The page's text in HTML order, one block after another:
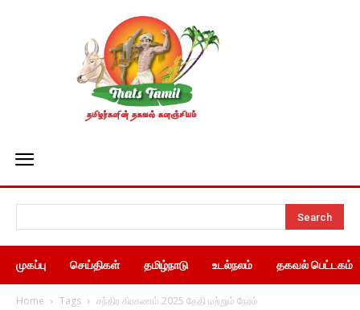
Search
முகப்பு செய்திகள் தமிழ்நாடு உடல்நலம் தகவல் பெட்டகம்
Home Tags சந்திர கிரகணம் 2025 தேதி மற்றும் நேரம்